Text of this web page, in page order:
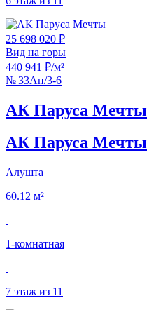
25 698 020 ₽
Вид на горы
440 941 ₽/м²
№ 33Ап/3-6
АК Паруса Мечты
АК Паруса Мечты
Алушта
60.12 м²
1‑комнатная
7 этаж из 11